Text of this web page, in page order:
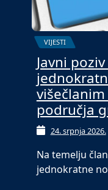
VIJESTI
Javni
područja
24. srpnja 2026.
Na temelju
jednokratne